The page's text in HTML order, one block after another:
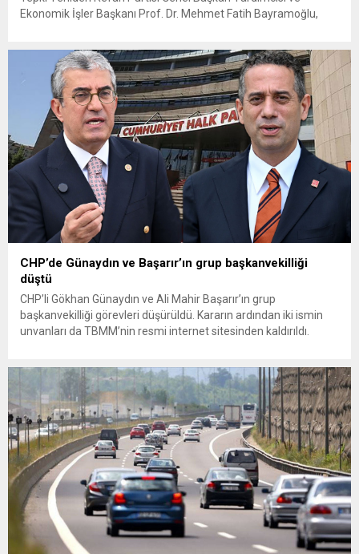
Ekonomik İşler Başkanı Prof. Dr. Mehmet Fatih Bayramoğlu,
fiyatların çiftçinin artan maliyetlerini karşılamaktan uzak
olduğunu savunarak fiyatların yeniden değerlendirilmesi
çağrısında...
CHP’de Günaydın ve Başarır’ın grup başkanvekilliği
düştü
CHP’li Gökhan Günaydın ve Ali Mahir Başarır’ın grup
başkanvekilliği görevleri düşürüldü. Kararın ardından iki ismin
unvanları da TBMM’nin resmi internet sitesinden kaldırıldı.
çıkarma cezası uygulanmak üzere Yüksek Disiplin Kurulu’na
(YDK) sevk edilen ve partideki tüm görevlerinden...